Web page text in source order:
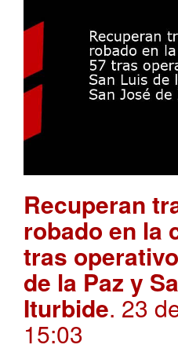
Recuperan
robado en la
tras
de la Paz y
Iturbide. 23
15:03